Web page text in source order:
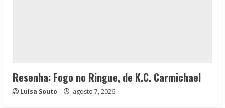
Resenha: Fogo no Ringue, de K.C. Carmichael
Luísa Souto agosto 7, 2026